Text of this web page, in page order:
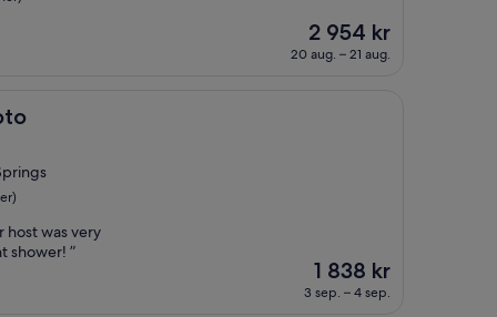
Priset
är
2 954 kr
2 954 kr
20 aug. – 21 aug.
host was very
shower! ”
Priset
är
1 838 kr
1 838 kr
3 sep. – 4 sep.